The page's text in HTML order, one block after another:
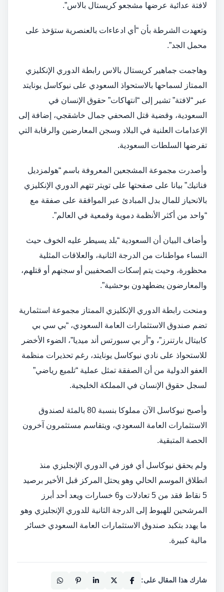
لافتة عدائية عرضها مشجعو كريستال بالاس”.
وتعهدت الشرطة بأن “أي ادعاءات بالعنصرية ستؤخذ على
محمل الجد”.
وهاجمت جماهير كريستال بالاس رابطة الدوري الإنكليزي
الممتاز لسماحها بالاستحواذ السعودي على نيوكاسل يونايتد
عبر “لافتة” تشير إلى “انتهاكات” حقوق الإنسان في
السعودية، وقضية قتل الصحفي جمال خاشقجي، إضافة إلى
الإعدامات العلنية في البلاد وسجن المعارضين والرقابة التي
تفرضها السلطات السعودية.
وأصدرت مجموعة المشجعين المعروفة باسم “هولمزديل
فناتيك” بيانا على صفحتها على تويتر تتهم الدوري الإنكليزي
بالانحياز للمال بدل المبادئ عبر الموافقة على صفقة مع
“واحد من أكثر الأنظمة دموية وقمعية في العالم”.
وأضاف البيان أن السعودية “بلد يسيطر عليه الخوف حيث
النساء مواطنات من الدرجة الثانية، والعلاقات المثلية
محظورة، وحيت يتم إسكات الصحفيين أو سجنهم أو قتلهم،
والمعارضون يضطهدون بوحشية”.
ومنحت رابطة الدوري الإنكليزي الممتاز مجموعة استثمارية
تضم صندوق الاستثمارات العامة السعودي، “بي سي بي
كابيتال بارتنرز”، و”أر بي سبورتس أند ميديا”، الضوء الأخضر
للاستحواذ على نادي نيوكاسل يونايتد، رغم تحذيرات منظمة
العفو الدولية من أن الصفقة تمثل عملية “تلميع رياضي”
لسجل حقوق الإنسان في المملكة الخليجية.
وأصبح نيوكاسل الآن مملوكا بنسبة 80 بالمئة لصندوق
الاستثمارات العامة السعودي، ويتقاسم مستثمرون آخرون
الحصة المتبقية.
ولم يحقق نيوكاسل أي فوز في الدوري الإنجليزي منذ
انطلاق الموسم الحالي وهو يحتل المركز قبل الأخير برصيد
5 نقاط فقد من 5 تعادلات و6 خسارات ويعد أحد أبرز
المرشحين للهبوط إلى الدرجة الثانية للدوري الإنجليزي وهو
ما يهدد بتكبد صندوق الاستثمارات العامة السعودي خسائر
مالية كبيرة.
شارك هذا المقال على: